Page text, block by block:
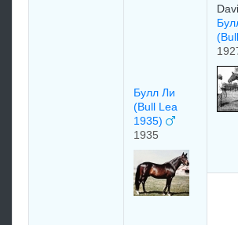
Булл Ли
(Bull Lea
1935)
1935